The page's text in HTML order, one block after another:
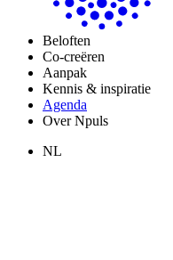
Beloften
Co-creëren
Aanpak
Kennis & inspiratie
Agenda
Over Npuls
NL